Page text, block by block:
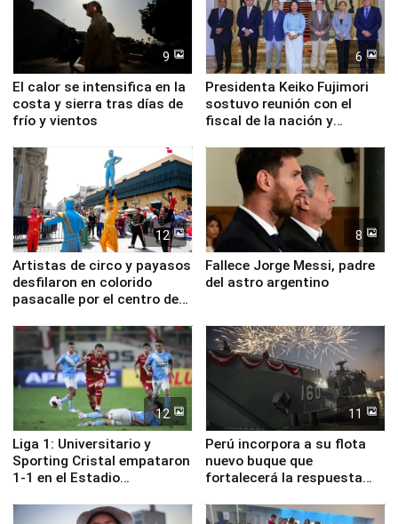
9
El calor se intensifica en la
costa y sierra tras días de
frío y vientos
6
Presidenta Keiko Fujimori
sostuvo reunión con el
fiscal de la nación y
12
Artistas de circo y payasos
desfilaron en colorido
pasacalle por el centro de
8
Fallece Jorge Messi, padre
del astro argentino
12
Liga 1: Universitario y
Sporting Cristal empataron
1-1 en el Estadio
11
Perú incorpora a su flota
nuevo buque que
fortalecerá la respuesta